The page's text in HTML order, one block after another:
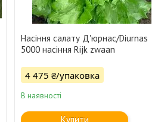
Насіння салату Д'юрнас/Diurnas
5000 насіння Rijk zwaan
4 475 ₴/упаковка
В наявності
Купити